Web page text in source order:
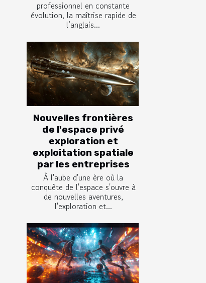
professionnel en constante
évolution, la maîtrise rapide de
l’anglais...
Nouvelles frontières
de l'espace privé
exploration et
exploitation spatiale
par les entreprises
À l'aube d'une ère où la
conquête de l'espace s'ouvre à
de nouvelles aventures,
l'exploration et...